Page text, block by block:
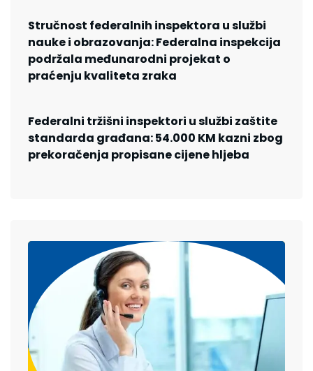
Stručnost federalnih inspektora u službi
nauke i obrazovanja: Federalna inspekcija
podržala međunarodni projekat o
praćenju kvaliteta zraka
Federalni tržišni inspektori u službi zaštite
standarda građana: 54.000 KM kazni zbog
prekoračenja propisane cijene hljeba